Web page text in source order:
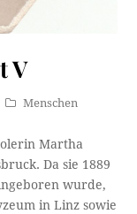
V
Menschen
Martha
Da sie 1889
wurde,
in Linz sowie